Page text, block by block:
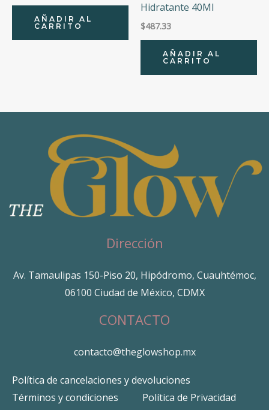
AÑADIR AL
CARRITO
Hidratante 40Ml
$487.33
AÑADIR AL
CARRITO
Dirección
Av. Tamaulipas 150-Piso 20, Hipódromo, Cuauhtémoc,
06100 Ciudad de México, CDMX
CONTACTO
contacto@theglowshop.mx
Política de cancelaciones y devoluciones
Términos y condiciones
Política de Privacidad